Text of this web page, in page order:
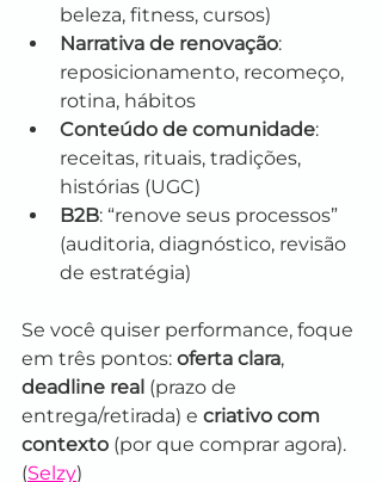
beleza, fitness, cursos)
Narrativa de renovação:
reposicionamento, recomeço,
rotina, hábitos
Conteúdo de comunidade:
receitas, rituais, tradições,
histórias (UGC)
B2B: “renove seus processos”
(auditoria, diagnóstico, revisão
de estratégia)
Se você quiser performance, foque
em três pontos: oferta clara,
deadline real (prazo de
entrega/retirada) e criativo com
contexto (por que comprar agora).
(Selzy)